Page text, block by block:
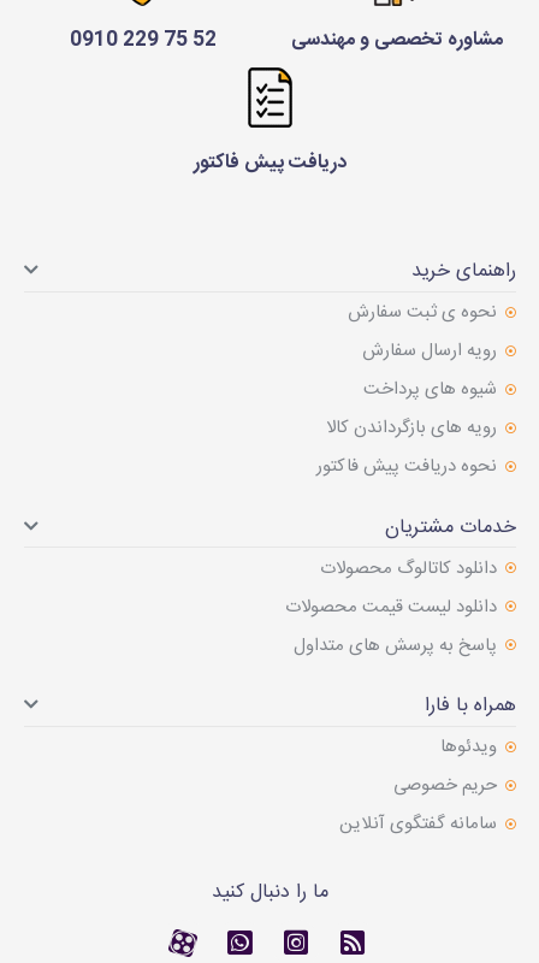
مشاوره تخصصی و مهندسی 52 75 229 0910
دریافت پیش فاکتور
راهنمای خرید
نحوه ی ثبت سفارش
رویه ارسال سفارش
شیوه های پرداخت
رویه های بازگرداندن کالا
نحوه دریافت پیش فاکتور
خدمات مشتریان
دانلود کاتالوگ محصولات
دانلود لیست قیمت محصولات
پاسخ به پرسش های متداول
همراه با فارا
ویدئوها
حریم خصوصی
سامانه گفتگوی آنلاین
ما را دنبال کنید
RSS کانال آپارات
تماس با واتس اپ
کانال آپارات